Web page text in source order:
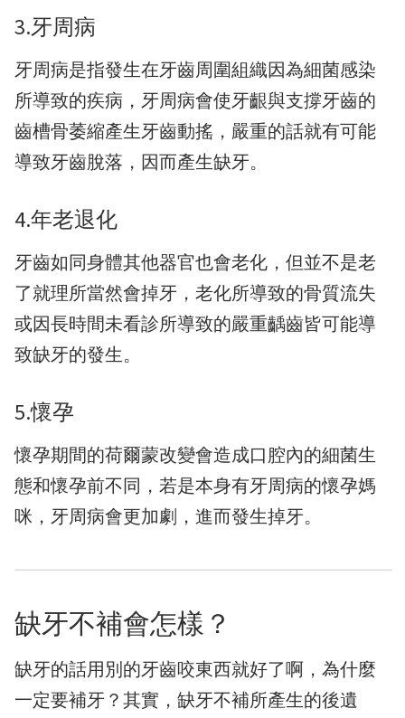
3.牙周病
牙周病是指發生在牙齒周圍組織因為細菌感染
所導致的疾病，牙周病會使牙齦與支撐牙齒的
齒槽骨萎縮產生牙齒動搖，嚴重的話就有可能
導致牙齒脫落，因而產生缺牙。
4.年老退化
牙齒如同身體其他器官也會老化，但並不是老
了就理所當然會掉牙，老化所導致的骨質流失
或因長時間未看診所導致的嚴重齲齒皆可能導
致缺牙的發生。
5.懷孕
懷孕期間的荷爾蒙改變會造成口腔內的細菌生
態和懷孕前不同，若是本身有牙周病的懷孕媽
咪，牙周病會更加劇，進而發生掉牙。
缺牙不補會怎樣？
缺牙的話用別的牙齒咬東西就好了啊，為什麼
一定要補牙？其實，缺牙不補所產生的後遺